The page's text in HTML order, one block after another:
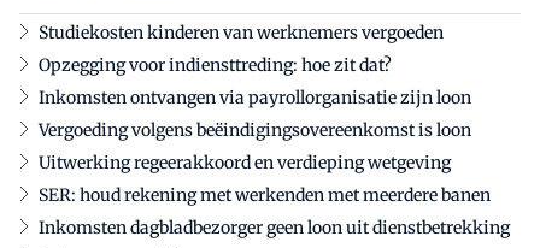
Studiekosten kinderen van werknemers vergoeden
Opzegging voor indiensttreding: hoe zit dat?
Inkomsten ontvangen via payrollorganisatie zijn loon
Vergoeding volgens beëindigingsovereenkomst is loon
Uitwerking regeerakkoord en verdieping wetgeving
SER: houd rekening met werkenden met meerdere banen
Inkomsten dagbladbezorger geen loon uit dienstbetrekking